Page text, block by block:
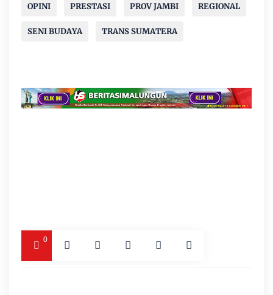
OPINI PRESTASI PROV JAMBI REGIONAL
SENI BUDAYA TRANS SUMATERA
0